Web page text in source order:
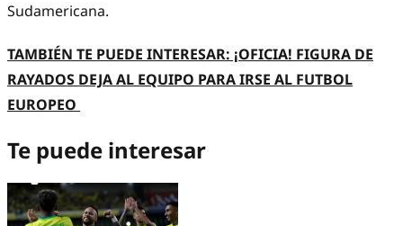
Sudamericana.
TAMBIÉN TE PUEDE INTERESAR: ¡OFICIA! FIGURA DE
RAYADOS DEJA AL EQUIPO PARA IRSE AL FUTBOL
EUROPEO
Te puede interesar